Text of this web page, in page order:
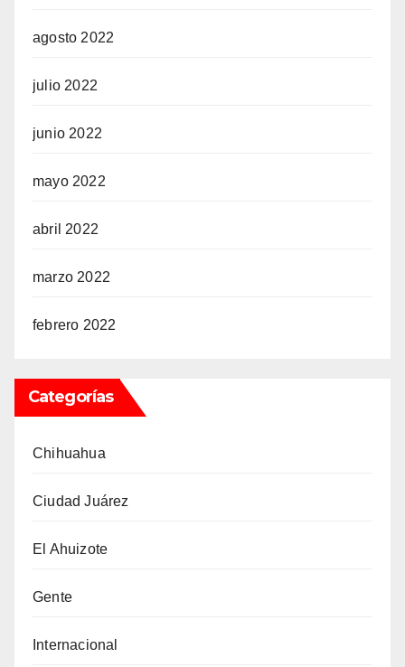
agosto 2022
julio 2022
junio 2022
mayo 2022
abril 2022
marzo 2022
febrero 2022
Categorías
Chihuahua
Ciudad Juárez
El Ahuizote
Gente
Internacional